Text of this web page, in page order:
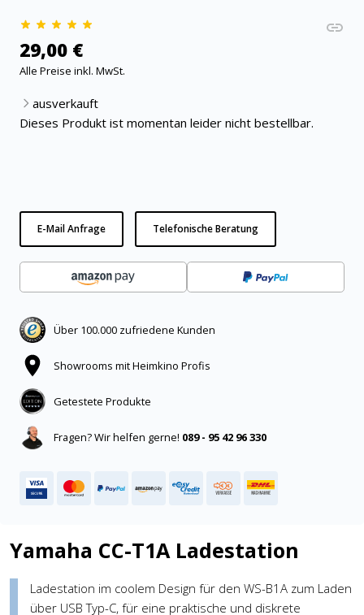
29,00 €
Alle Preise inkl. MwSt.
ausverkauft
Dieses Produkt ist momentan leider nicht bestellbar.
E-Mail Anfrage Telefonische Beratung
Über 100.000 zufriedene Kunden
Showrooms mit Heimkino Profis
Getestete Produkte
Fragen? Wir helfen gerne! 089 - 95 42 96 330
Yamaha CC-T1A Ladestation
Ladestation im coolem Design für den WS-B1A zum Laden
über USB Typ-C, für eine praktische und diskrete